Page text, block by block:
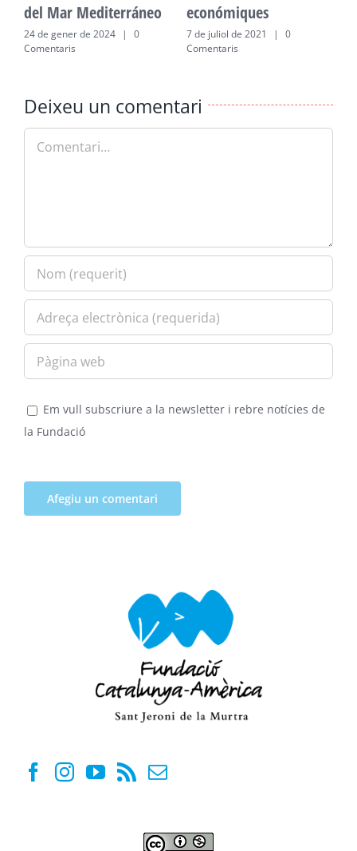
del Mar Mediterráneo
24 de gener de 2024 |
0
Comentaris
económiques
7 de juliol de 2021 |
0
Comentaris
Deixeu un comentari
Em vull subscriure a la newsletter i rebre notícies de
la Fundació